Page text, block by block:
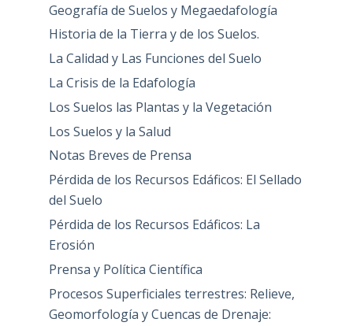
Geografía de Suelos y Megaedafología
Historia de la Tierra y de los Suelos.
La Calidad y Las Funciones del Suelo
La Crisis de la Edafología
Los Suelos las Plantas y la Vegetación
Los Suelos y la Salud
Notas Breves de Prensa
Pérdida de los Recursos Edáficos: El Sellado
del Suelo
Pérdida de los Recursos Edáficos: La
Erosión
Prensa y Política Científica
Procesos Superficiales terrestres: Relieve,
Geomorfología y Cuencas de Drenaje: